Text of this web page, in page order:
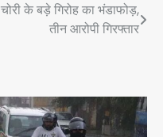
चोरी के बड़े गिरोह का भंडाफोड़,
तीन आरोपी गिरफ्तार